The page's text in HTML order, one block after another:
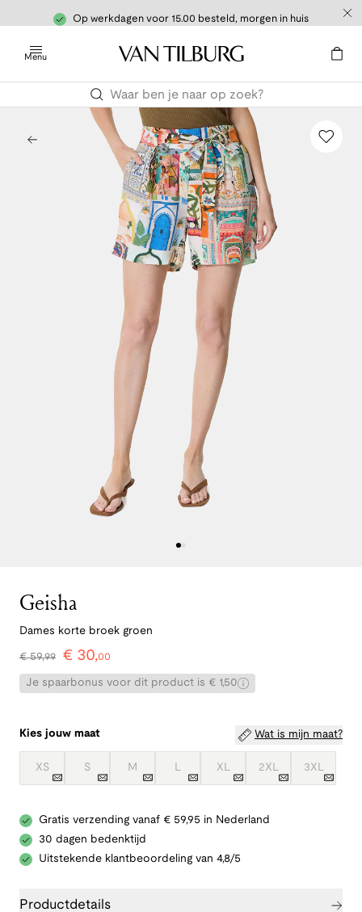
Op werkdagen voor 15.00 besteld, morgen in huis
Menu
Geisha
Dames korte broek groen
€59,99 € 30,00
Je spaarbonus voor dit product is € 1,50
Kies jouw maat Wat is mijn maat?
XS S M L XL 2XL 3XL
Gratis verzending vanaf € 59,95 in Nederland
30 dagen bedenktijd
Uitstekende klantbeoordeling van 4,8/5
Productdetails